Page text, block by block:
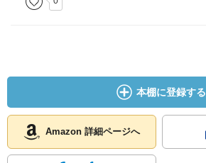
本棚に登録する
Amazon 詳細ページへ